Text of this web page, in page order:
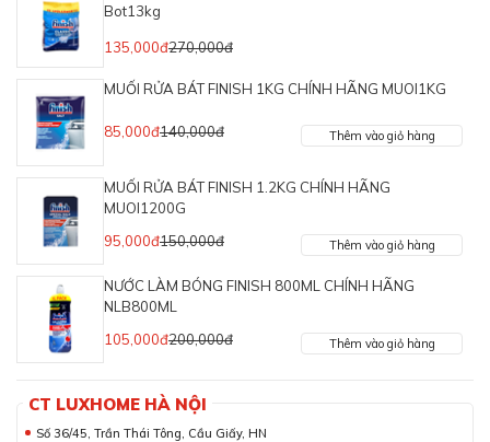
Bot13kg
135,000đ270,000đ
MUỐI RỬA BÁT FINISH 1KG CHÍNH HÃNG MUOI1KG
85,000đ140,000đ Thêm vào giỏ hàng
MUỐI RỬA BÁT FINISH 1.2KG CHÍNH HÃNG
MUOI1200G
95,000đ150,000đ Thêm vào giỏ hàng
NƯỚC LÀM BÓNG FINISH 800ML CHÍNH HÃNG
NLB800ML
105,000đ200,000đ Thêm vào giỏ hàng
CT LUXHOME HÀ NỘI
Số 36/45, Trần Thái Tông, Cầu Giấy, HN